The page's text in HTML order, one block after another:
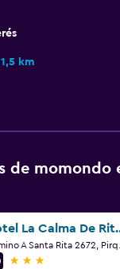
km
de momondo
Hotel La
3 estrellas